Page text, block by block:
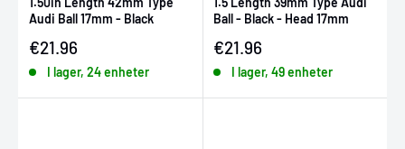
Audi Ball 17mm - Black
Försäljningspris
€21.96
I lager, 24 enheter
Ball - Black - Head 17mm
Försäljningspris
€21.96
I lager, 49 enheter